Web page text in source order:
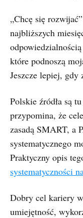
„Chcę się
najbliższych
które podnoszą
Jeszcze lepiej, gdy
Polskie źródła są
przypomina, że
zasadą SMART, a
systematycznego
Praktyczny opis
systematyczności
Dobry cel kariery
umiejętność,